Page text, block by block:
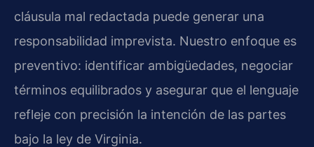
cláusula mal redactada puede generar una
responsabilidad imprevista. Nuestro enfoque es
preventivo: identificar ambigüedades, negociar
términos equilibrados y asegurar que el lenguaje
refleje con precisión la intención de las partes
bajo la ley de Virginia.